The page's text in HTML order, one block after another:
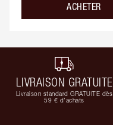
ACHETER
LIVRAISON GRATUITE
Livraison standard GRATUITE dès
59 € d'achats